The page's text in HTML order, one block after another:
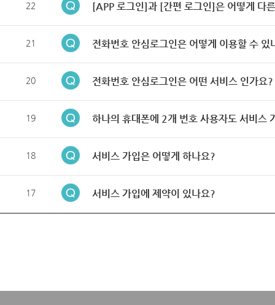
22 [APP 로그인]과 [간편 로그인]은 어떻게 다
21 전화번호 안심로그인은 어떻게 이용할 수 있
20 전화번호 안심로그인은 어떤 서비스 인가요?
19 하나의 휴대폰에 2개 번호 사용자도 서비스
18 서비스 가입은 어떻게 하나요?
17 서비스 가입에 제약이 있나요?